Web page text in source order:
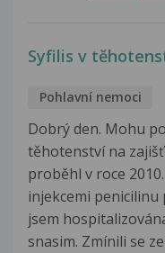
Syfilis v
Pohlavní nemoci
Dobrý den. Mohu
těhotenství na
proběhl v roce
injekcemi
jsem
snasim. Zmínili se